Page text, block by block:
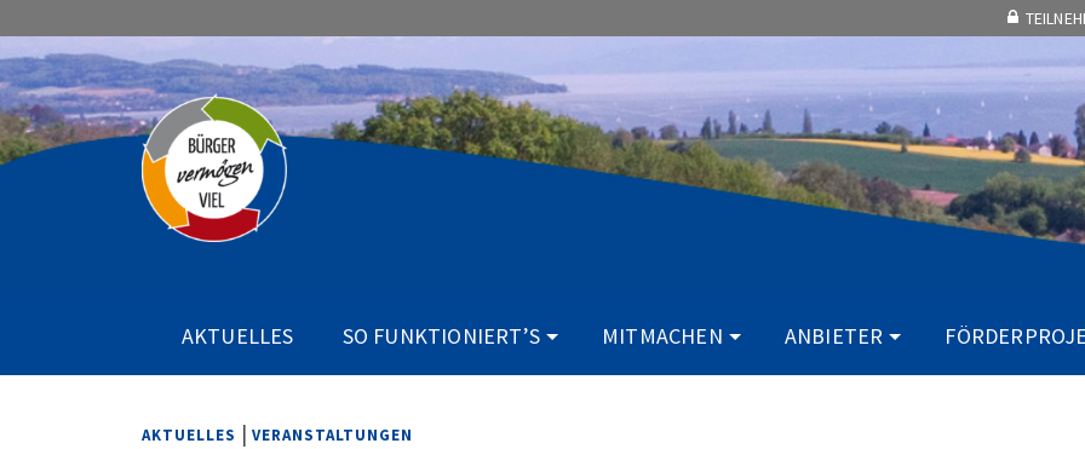
AKTUELLES SO FUNKTIONIERT’S MITMACHEN ANBIETER
AKTUELLES | VERANSTALTUNGEN